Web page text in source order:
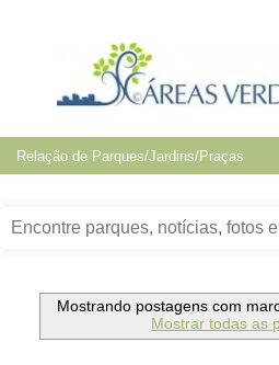
Mostrando postagens com
Mostrar todas as